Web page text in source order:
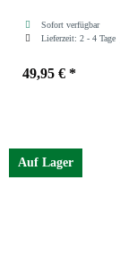
Sofort verfügbar
Lieferzeit: 2 - 4 Tage
49,95 € *
Auf Lager